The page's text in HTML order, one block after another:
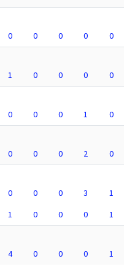
0 0 0 0
0
1 0 0 0
0
0 0 0 1
0
0 0 0 2
0
0 0 0 3
1
1 0 0 0
1
4 0 0 0 1